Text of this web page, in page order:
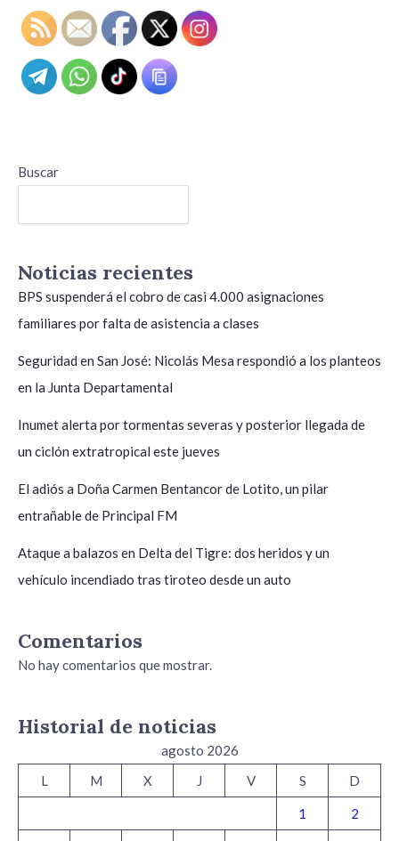
19.
Buscar
Noticias recientes
BPS suspenderá el cobro de casi 4.000 asignaciones
familiares por falta de asistencia a clases
Seguridad en San José: Nicolás Mesa respondió a los planteos
en la Junta Departamental
Inumet alerta por tormentas severas y posterior llegada de
un ciclón extratropical este jueves
El adiós a Doña Carmen Bentancor de Lotito, un pilar
entrañable de Principal FM
Ataque a balazos en Delta del Tigre: dos heridos y un
vehículo incendiado tras tiroteo desde un auto
Comentarios
No hay comentarios que mostrar.
Historial de noticias
agosto 2026
L
M X J V S D
1 2